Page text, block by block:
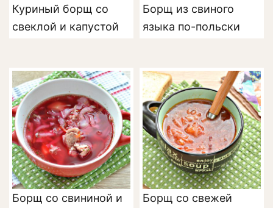
Куриный борщ со
свеклой и капустой
Борщ из свиного
языка по-польски
Борщ со свининой и
Борщ со свежей